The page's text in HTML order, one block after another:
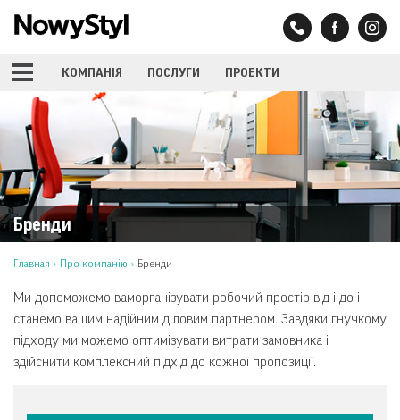
КОМПАНIЯ ПОСЛУГИ ПРОЕКТИ
Бренди
Главная › Про компанію › Бренди
Ми допоможемо ваморганізувати робочий простір від і до і
станемо вашим надійним діловим партнером. Завдяки гнучкому
підходу ми можемо оптимізувати витрати замовника і
здійснити комплексний підхід до кожної пропозиції.